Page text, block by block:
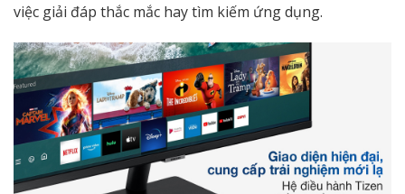
việc giải đáp thắc mắc hay tìm kiếm ứng dụng.